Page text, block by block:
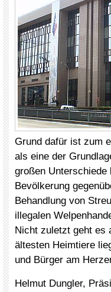
Grund dafür ist zum
als eine der
großen Unterschiede
Bevölkerung
Behandlung von
illegalen
Nicht zuletzt geht es
ältesten Heimtiere
und Bürger am
Helmut Dungler,